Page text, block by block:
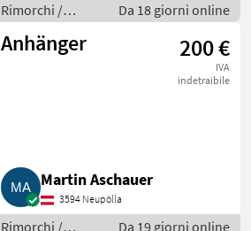
Rimorchi /
Rimorchi per
auto
Da 18 giorni online
Anhänger 200 €
IVA
indetraibile
Martin Aschauer
3594 Neupölla
Rimorchi /
Da 19 giorni online